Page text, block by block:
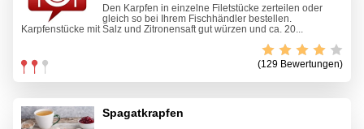
Den Karpfen in einzelne Filetstücke zerteilen oder
gleich so bei Ihrem Fischhändler bestellen.
Karpfenstücke mit Salz und Zitronensaft gut würzen und ca. 20...
(129 Bewertungen)
Spagatkrapfen